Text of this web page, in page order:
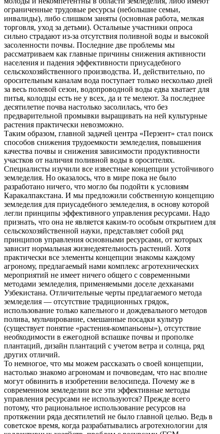
ограниченные трудовые ресурсы (небольшие семьи,
инвалиды), либо слишком заняты (основная работа, мелкая
торговля, уход за детьми). Остальные участники опроса
сильно страдают из-за отсутствия поливной воды и высокой
засоленности почвы. Последние две проблемы мы
рассматриваем как главные причины снижения активности
населения и падения эффективности приусадебного
сельскохозяйственного производства. И, действительно, по
оросительным каналам вода поступает только несколько дней
за весь полевой сезон, водопроводной воды едва хватает для
питья, колодцы есть не у всех, да и те мелеют. За последнее
десятилетие почва настолько засолилась, что без
предварительной промывки выращивать на ней культурные
растения практически невозможно.
Таким образом, главной задачей центра «Перзент» стал поиск
способов снижения трудоемкости земледелия, повышения
качества почвы и снижения зависимости продуктивности
участков от наличия поливной воды в оросителях.
Специалисты изучили все известные концепции устойчивого
земледелия. Но оказалось, что в мире пока не было
разработано ничего, что могло бы подойти к условиям
Каракалпакстана. И мы предложили собственную концепцию
земледелия для приусадебного земледелия, в основу которой
легли принципы эффективного управления ресурсами. Надо
признать, что она не является каким-то особым открытием для
сельскохозяйственной науки, представляет собой ряд
принципов управления основными ресурсами, от которых
зависит нормальная жизнедеятельность растений. Хотя
практически все элементы концепции знакомы каждому
агроному, предлагаемый нами комплекс агротехнических
мероприятий не имеет ничего общего с современными
методами земледелия, применяемыми доселе дехканами
Узбекистана. Отличительные черты предлагаемого метода
земледелия — отсутствие традиционных грядок,
использование только капельного и дождевального методов
полива, мульчирование, смешанные посадки культур
(существует понятие «растения-компаньоны»), отсутствие
необходимости в ежегодной вспашке почвы и прополке
плантаций, дизайн плантаций с учетом ветра и солнца, ряд
других отличий.
То немногое, что мы можем рассказать о своей концепции,
настолько знакомо агрономам и почвоведам, что нас вполне
могут обвинить в изобретении велосипеда. Почему же в
современном земледелии все эти эффективные методы
управления ресурсами не используются? Прежде всего
потому, что рациональное использование ресурсов на
протяжении ряда десятилетий не было главной целью. Ведь в
советское время, когда разрабатывались агротехнологии для